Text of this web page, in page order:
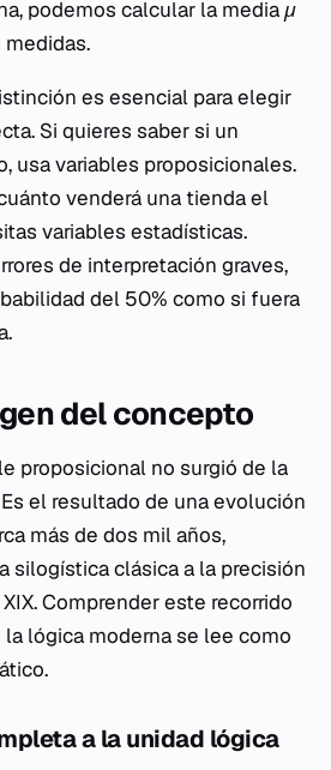
podemos calcular la mediaμ
es esencial para elegir
Si quieres saber si un
usa variables proposicionales.
venderá una tienda el
variables estadísticas.
de interpretación graves,
del 50% como si fuera
del concepto
proposicional no surgió de la
el resultado de una evolución
más de dos mil años,
silogística clásica a la precisión
Comprender este recorrido
lógica moderna se lee como
a la unidad lógica